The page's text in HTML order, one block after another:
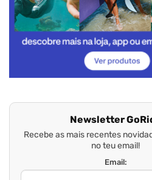
Newsletter
Recebe as mais recentes
no teu email!
Email: